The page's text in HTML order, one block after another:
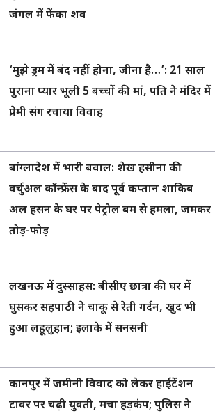
जंगल में फेंका शव
‘मुझे ड्रम में बंद नहीं होना, जीना है…’: 21 साल
पुराना प्यार भूली 5 बच्चों की मां, पति ने मंदिर में
प्रेमी संग रचाया विवाह
बांग्लादेश में भारी बवाल: शेख हसीना की
वर्चुअल कॉन्फ्रेंस के बाद पूर्व कप्तान शाकिब
अल हसन के घर पर पेट्रोल बम से हमला, जमकर
तोड़-फोड़
लखनऊ में दुस्साहस: बीसीए छात्रा की घर में
घुसकर सहपाठी ने चाकू से रेती गर्दन, खुद भी
हुआ लहूलुहान; इलाके में सनसनी
कानपुर में जमीनी विवाद को लेकर हाईटेंशन
टावर पर चढ़ी युवती, मचा हड़कंप; पुलिस ने